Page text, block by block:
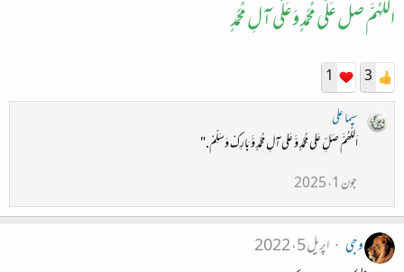
اللَّهُمَّ صل عَلَى مُحَمَّدٍ وَعَلَى آلِ مُحَمَّدٍ
3
1
سیما علی
اَللّٰھُمَّ صَلِّ عَلى مُحَمَّدٍ وَّ عَلى آلِ مُحَمَّدٍ وَّ بَارِكْ وَسَلِّمْ."
جون 1، 2025
وجی
اپریل 5، 2022